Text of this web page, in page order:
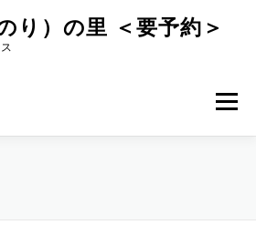
り）の里 ＜要予約＞
メニュー